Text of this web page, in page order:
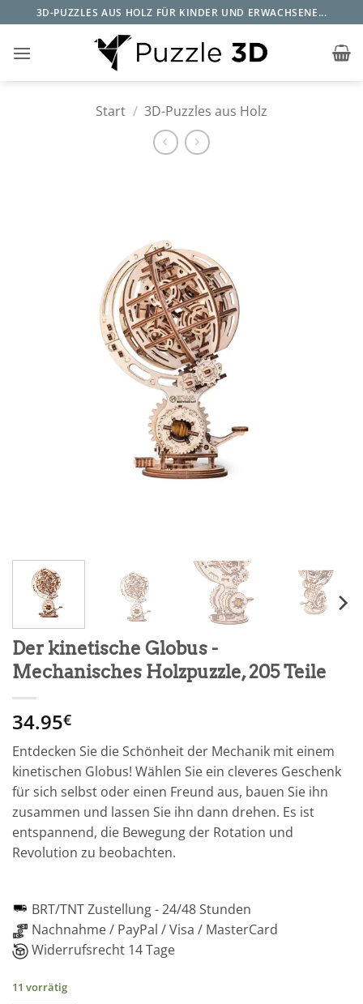
Inhalt
springen
3D-PUZZLES AUS HOLZ FÜR KINDER UND ERWACHSENE...
Start / 3D-Puzzles aus Holz
Der kinetische Globus -
Mechanisches Holzpuzzle, 205 Teile
34.95€
Entdecken Sie die Schönheit der Mechanik mit einem
kinetischen Globus! Wählen Sie ein cleveres Geschenk
für sich selbst oder einen Freund aus, bauen Sie ihn
zusammen und lassen Sie ihn dann drehen. Es ist
entspannend, die Bewegung der Rotation und
Revolution zu beobachten.
BRT/TNT Zustellung -24/48 Stunden
Nachnahme / PayPal / Visa / MasterCard
Widerrufsrecht 14 Tage
11 vorrätig